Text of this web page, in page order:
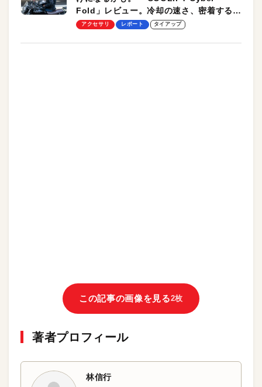
Fold」レビュー。冷却の速さ、密着する冷
却プレート、シンプルな操作性がグッド！
アクセサリ レポート タイアップ
この記事の画像を見る2枚
著者プロフィール
林信行